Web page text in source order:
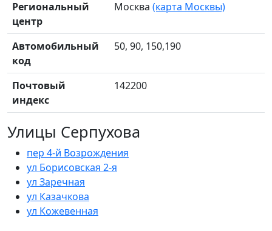
Региональный
центр
Москва (карта Москвы)
Автомобильный
код
50, 90, 150,190
Почтовый
индекс
142200
Улицы Серпухова
пер 4-й Возрождения
ул Борисовская 2-я
ул Заречная
ул Казачкова
ул Кожевенная